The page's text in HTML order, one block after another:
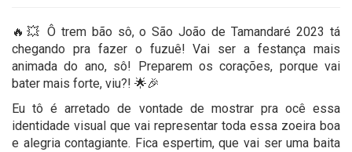
🔥💥 Ô trem bão sô, o São João de Tamandaré 2023 tá
chegando pra fazer o fuzuê! Vai ser a festança mais
animada do ano, sô! Preparem os corações, porque vai
bater mais forte, viu?! 🌟🎉
Eu tô é arretado de vontade de mostrar pra ocê essa
identidade visual que vai representar toda essa zoeira boa
e alegria contagiante. Fica espertim, que vai ser uma baita